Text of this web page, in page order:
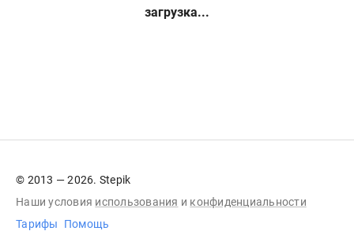
загрузка...
© 2013 — 2026. Stepik
Наши условия использования и конфиденциальности
Тарифы
Помощь